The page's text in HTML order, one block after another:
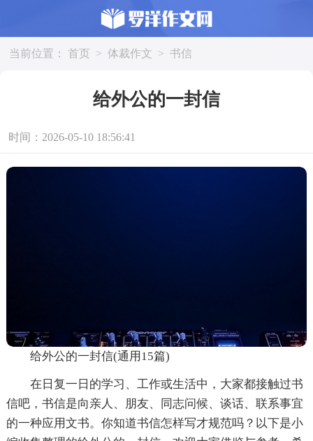
当前位置： 首页 > 体裁作文 > 书信
给外公的一封信
时间：2026-05-10 18:56:41
给外公的一封信(通用15篇)
在日复一日的学习、工作或生活中，大家都接触过书
信吧，书信是向亲人、朋友、同志问候、谈话、联系事宜
的一种应用文书。你知道书信怎样写才规范吗？以下是小